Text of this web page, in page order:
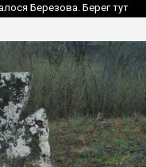
Березова. Берег тут
від більшості навколишніх
церква. Точної дати […]